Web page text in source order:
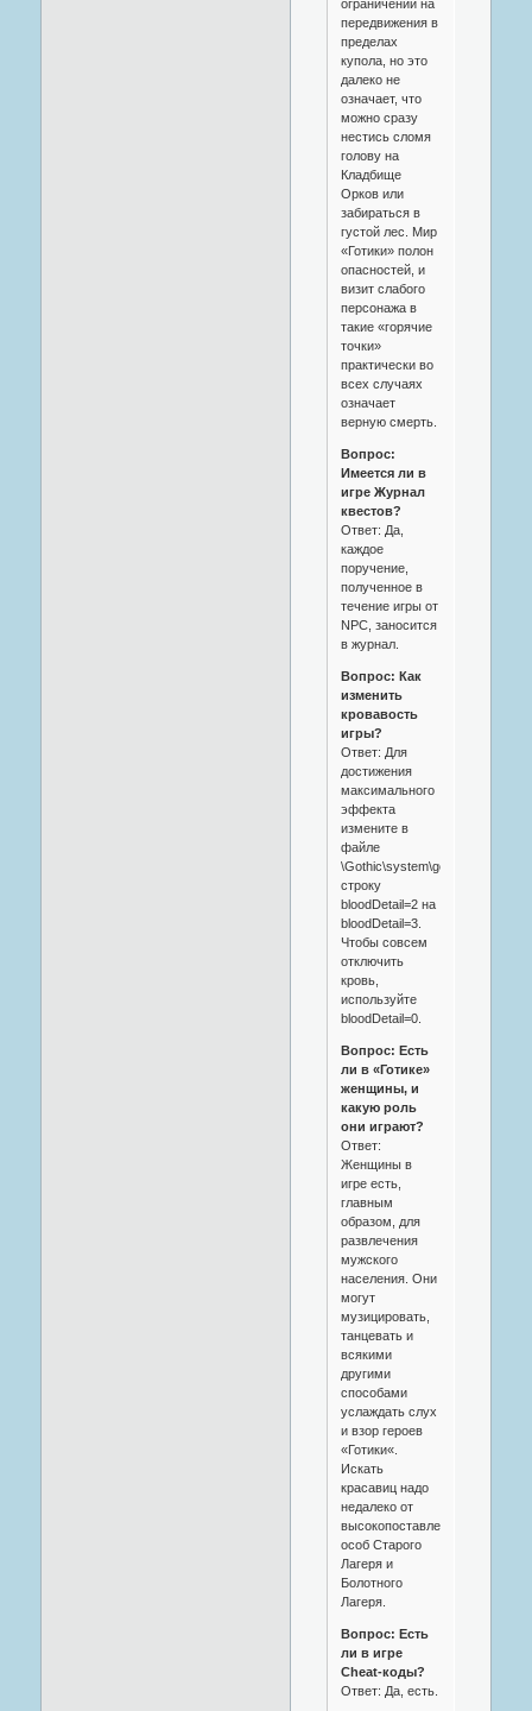
ограничений на
передвижения в
пределах
купола, но это
далеко не
означает, что
можно сразу
нестись сломя
голову на
Кладбище
Орков или
забираться в
густой лес. Мир
«Готики» полон
опасностей, и
визит слабого
персонажа в
такие «горячие
точки»
практически во
всех случаях
означает
верную смерть.
Вопрос:
Имеется ли в
игре Журнал
квестов?
Ответ: Да,
каждое
поручение,
полученное в
течение игры от
NPC, заносится
в журнал.
Вопрос: Как
изменить
кровавость
игры?
Ответ: Для
достижения
максимального
эффекта
измените в
файле
\Gothic\system\gothic.ini
строку
bloodDetail=2 на
bloodDetail=3.
Чтобы совсем
отключить
кровь,
используйте
bloodDetail=0.
Вопрос: Есть
ли в «Готике»
женщины, и
какую роль
они играют?
Ответ:
Женщины в
игре есть,
главным
образом, для
развлечения
мужского
населения. Они
могут
музицировать,
танцевать и
всякими
другими
способами
услаждать слух
и взор героев
«Готики«.
Искать
красавиц надо
недалеко от
высокопоставленных
особ Старого
Лагеря и
Болотного
Лагеря.
Вопрос: Есть
ли в игре
Cheat-коды?
Ответ: Да, есть.